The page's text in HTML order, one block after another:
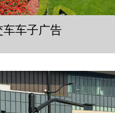
车车子广告